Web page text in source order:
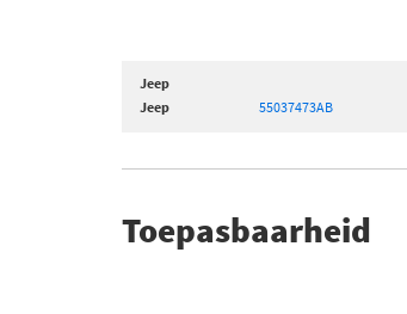
Jeep
Jeep
55037473AB
Toepasbaarheid